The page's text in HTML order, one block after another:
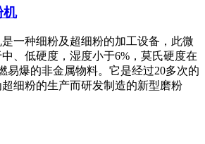
机
一种细粉及超细粉的加工设备，此微
、低硬度，湿度小于6%，莫氏硬度在
易爆的非金属物料。它是经过20多次的
细粉的生产而研发制造的新型磨粉